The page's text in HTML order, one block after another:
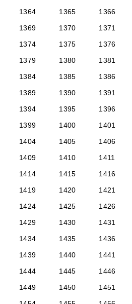
1364
1365 1366
1369
1370 1371
1374
1375 1376
1379
1380 1381
1384
1385 1386
1389
1390 1391
1394
1395 1396
1399
1400 1401
1404
1405 1406
1409
1410 1411
1414
1415 1416
1419
1420 1421
1424
1425 1426
1429
1430 1431
1434
1435 1436
1439
1440 1441
1444
1445 1446
1449
1450 1451